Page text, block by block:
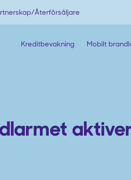
Återförsäljare
Kreditbevakning Mobilt